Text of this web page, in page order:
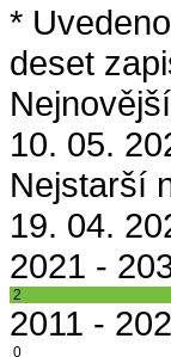
*
deset
10. 05.
Nejstarší
19. 04.
2021 -
2
2011 -
0